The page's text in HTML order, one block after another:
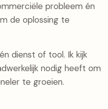
probleem én
de oplossing te
dienst of tool. Ik kijk
nodig heeft om
te groeien.